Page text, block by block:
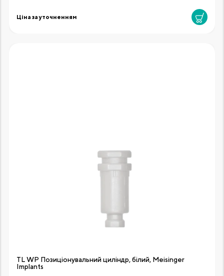
Ціна за уточненням
TL WP Позиціонувальний циліндр, білий, Meisinger
Implants